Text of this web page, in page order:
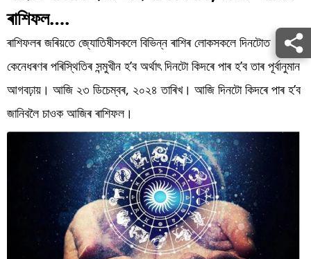
ব্যৱসায়
শিক্ষা
খেল
জীৱনশৈলী
বিশ্ব
প্ৰযুক্তি
Videos
ৰাশিফল….
ৰাশিফলৰ জৰিয়তে জ্যোতিষীসকলে বিভিন্ন ৰাশিৰ লোকসকলে দিনটোত
কেনেধৰণৰ পৰিস্থিতিৰ সন্মুখীন হ’ব অৰ্থাৎ দিনটো কিদৰে পাৰ হ’ব তাৰ পূৰ্বানুমান
আগবঢ়ায়। আজি ২৩ ডিচেম্বৰ, ২০২৪ তাৰিখ। আজি দিনটো কিদৰে পাৰ হ’ব
জানিবলৈ চাওক আজিৰ ৰাশিফল।